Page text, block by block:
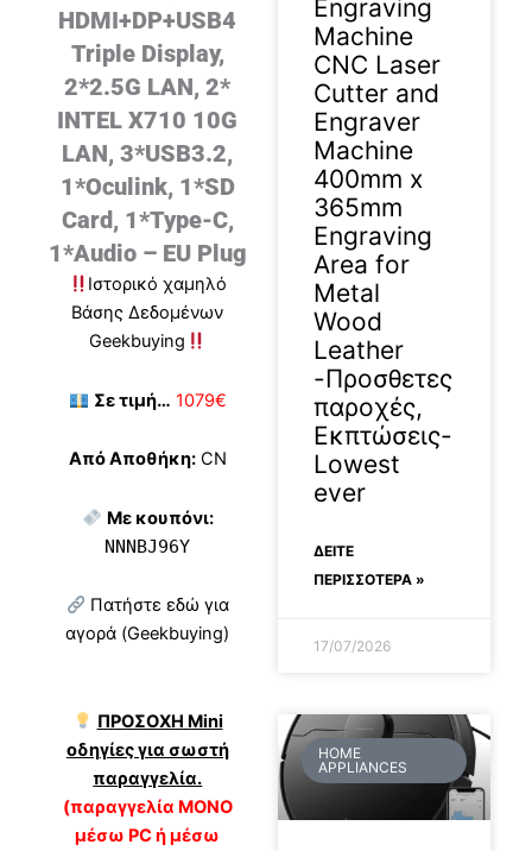
HDMI+DP+USB4
Triple Display,
2*2.5G LAN, 2*
INTEL X710 10G
LAN, 3*USB3.2,
1*Oculink, 1*SD
Card, 1*Type-C,
1*Audio – EU Plug
Ιστορικό χαμηλό
Βάσης Δεδομένων
Geekbuying
Σε τιμή… 1079€
Από Αποθήκη:CN
Με κουπόνι:
NNNBJ96Y
Πατήστε εδώ για
αγορά (Geekbuying)
ΠΡΟΣΟΧΗ Mini
οδηγίες για σωστή
παραγγελία.
(παραγγελία ΜΟΝΟ
μέσω PC ή μέσω
Engraving
Machine
CNC Laser
Cutter and
Engraver
Machine
400mm x
365mm
Engraving
Area for
Metal
Wood
Leather
-Προσθετες
παροχές,
Εκπτώσεις-
Lowest
ever
ΔΕΊΤΕ
ΠΕΡΙΣΣΟΤΕΡΑ »
17/07/2026
HOME
APPLIANCES